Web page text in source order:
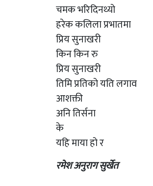
चमक भरिदिनथ्यो
हरेक कलिला प्रभातमा
प्रिय सुनाखरी
किन किन रु
प्रिय सुनाखरी
तिमि प्रतिको यति लगाव
आशक्ती
अनि तिर्सना
के
यहि माया हो र
रमेश अनुराग सुर्खेत